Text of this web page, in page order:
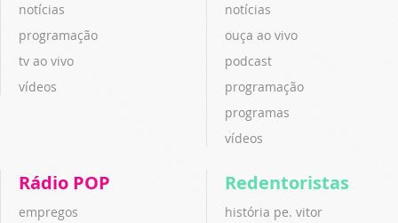
notícias
programação
tv ao vivo
vídeos
notícias
ouça ao vivo
podcast
programação
programas
vídeos
Rádio POP
empregos
Redentoristas
história pe. vitor